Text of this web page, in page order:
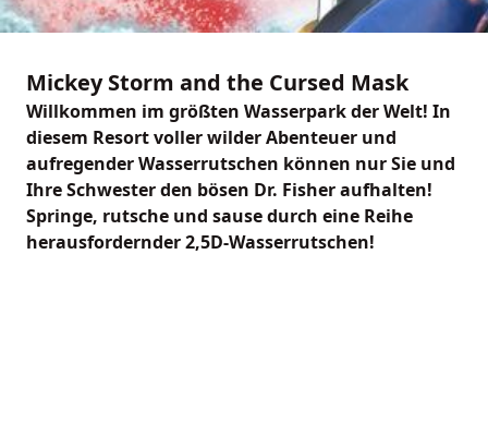
Mickey Storm and the Cursed Mask
Willkommen im größten Wasserpark der Welt! In
diesem Resort voller wilder Abenteuer und
aufregender Wasserrutschen können nur Sie und
Ihre Schwester den bösen Dr. Fisher aufhalten!
Springe, rutsche und sause durch eine Reihe
herausfordernder 2,5D-Wasserrutschen!